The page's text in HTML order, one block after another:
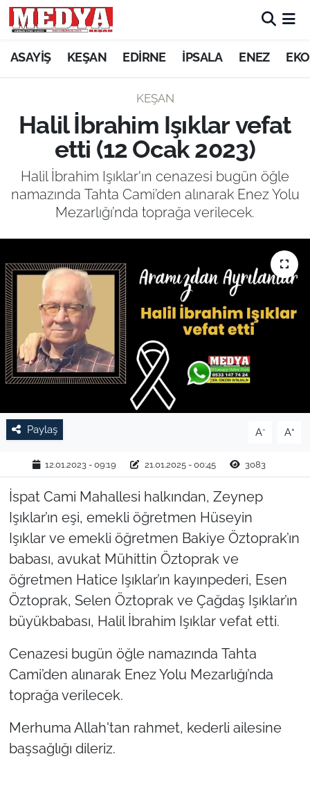
ASAYİŞ KEŞAN EDİRNE İPSALA ENEZ
KEŞAN
Halil İbrahim Işıklar vefat
etti (12 Ocak 2023)
Halil İbrahim Işıklar'ın cenazesi bugün öğle
namazında Tahta Cami’den alınarak Enez Yolu
Mezarlığı’nda toprağa verilecek.
Paylaş A- A+
12.01.2023 - 09:19 21.01.2025 - 00:45 3083
İspat Cami Mahallesi halkından, Zeynep
Işıklar’ın eşi, emekli öğretmen Hüseyin
Işıklar ve emekli öğretmen Bakiye Öztoprak’ın
babası, avukat Mühittin Öztoprak ve
öğretmen Hatice Işıklar’ın kayınpederi, Esen
Öztoprak, Selen Öztoprak ve Çağdaş Işıklar’ın
büyükbabası, Halil İbrahim Işıklar vefat etti.
Cenazesi bugün öğle namazında Tahta
Cami’den alınarak Enez Yolu Mezarlığı’nda
toprağa verilecek.
Merhuma Allah'tan rahmet, kederli ailesine
başsağlığı dileriz.
KEŞAN
ASAYİŞ
SİYASET
GÜNDEM
SAĞLIK
EĞİTİM
TARIM VE HAYVANCILIK
KÜLTÜR SANAT
SPOR
YAŞAM
EDİRNE
TEKİRDAĞ
KIRKLARELİ
ÇANAKKALE
TÜRKİYE
Bölge
Güvenlik
Genel